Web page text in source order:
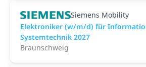
Siemens Mobility
Elektroniker (w/m/d) für
Systemtechnik 2027
Braunschweig